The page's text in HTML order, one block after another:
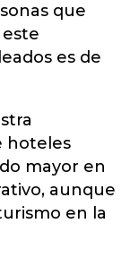
que
es de
hoteles
mayor en
aunque
en la